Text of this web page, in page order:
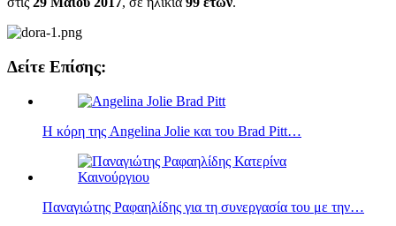
Δείτε Επίσης:
Η κόρη της Angelina Jolie και του Brad Pitt…
Παναγιώτης Ραφαηλίδης για τη συνεργασία του με την…